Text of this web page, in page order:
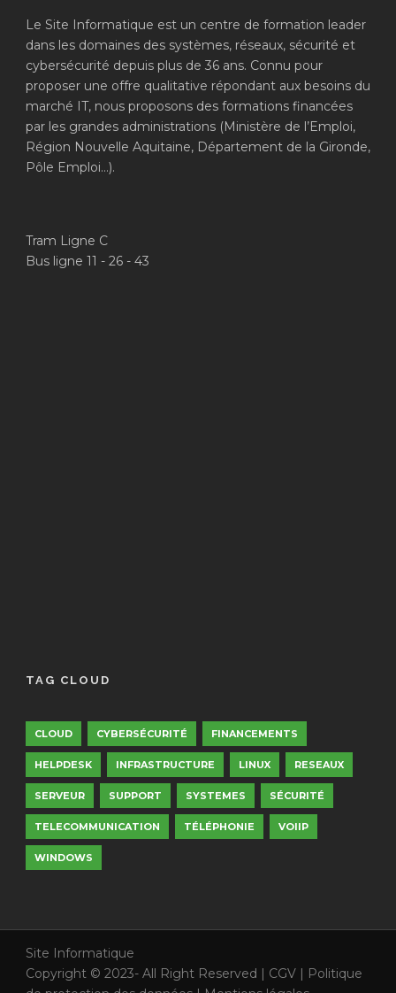
Le Site Informatique est un centre de formation leader
dans les domaines des systèmes, réseaux, sécurité et
cybersécurité depuis plus de 36 ans. Connu pour
proposer une offre qualitative répondant aux besoins du
marché IT, nous proposons des formations financées
par les grandes administrations (Ministère de l’Emploi,
Région Nouvelle Aquitaine, Département de la Gironde,
Pôle Emploi…).
Tram Ligne C
Bus ligne 11 - 26 - 43
TAG CLOUD
CLOUD CYBERSÉCURITÉ FINANCEMENTS
HELPDESK INFRASTRUCTURE LINUX RESEAUX
SERVEUR SUPPORT SYSTEMES SÉCURITÉ
TELECOMMUNICATION TÉLÉPHONIE VOIIP
WINDOWS
Site Informatique
Copyright © 2023- All Right Reserved | CGV | Politique